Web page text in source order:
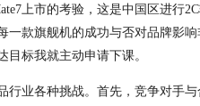
上市的考验，这是中国区进行
款旗舰机的成功与否对品牌影响
标我就主动申请下课。
业各种挑战。首先，竞争对手与